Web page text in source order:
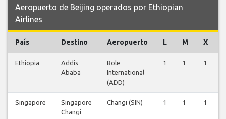
Aeropuerto de Beijing operados por Ethiopian
Airlines
País Destino Aeropuerto L M X
Ethiopia
Addis
Ababa
Bole
International
(ADD)
1 1 1
Singapore
Singapore
Changi
Changi (SIN) 1 1 1